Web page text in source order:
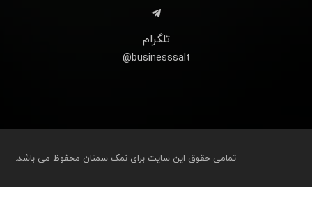
تلگرام
businesssalt@
تمامی حقوق این سایت برای نمک سمنان محفوظ می باشد.